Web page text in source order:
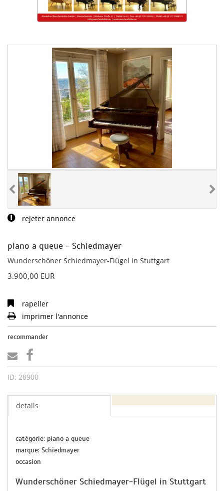
rejeter annonce
piano a queue - Schiedmayer
Wunderschöner Schiedmayer-Flügel in Stuttgart
3.900,00 EUR
rapeller
imprimer l'annonce
recommander
ID: 28900
details
catégorie: piano a queue
marque: Schiedmayer
occasion
Wunderschöner Schiedmayer-Flügel in Stuttgart